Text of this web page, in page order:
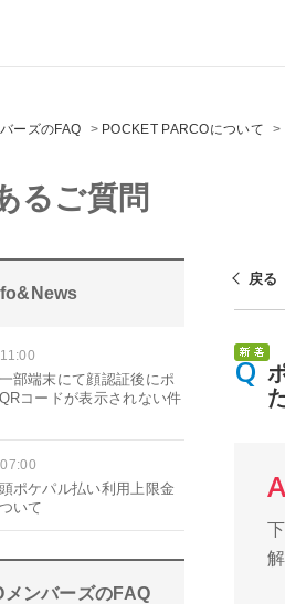
ーズのFAQ > POCKET PARCOについて >
るご質問
部端末にて顔認証後にポ
コードが表示されない件
ポケパル払い利用上限金
いて
メンバーズのFAQ
戻る